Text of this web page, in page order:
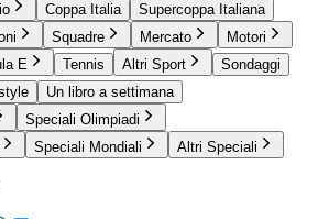
Coppa Italia
Supercoppa Italiana
Squadre Mercato
Motori
E Tennis Altri Sport
Sondaggi
Un libro a settimana
Speciali Olimpiadi
Speciali Mondiali Altri Speciali